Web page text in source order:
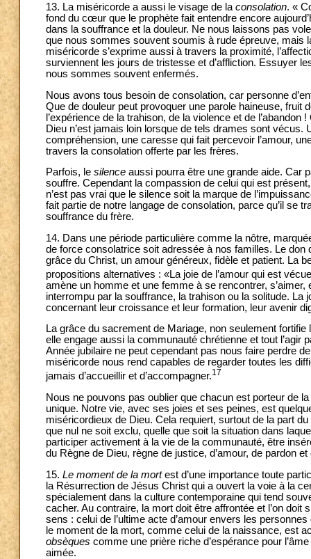
13. La miséricorde a aussi le visage de la consolation. «
fond du cœur que le prophète fait entendre encore
dans la souffrance et la douleur. Ne nous laissons pas
que nous sommes souvent soumis à rude épreuve, mais
miséricorde s’exprime aussi à travers la proximité,
surviennent les jours de tristesse et d’affliction. Essuyer
nous sommes souvent enfermés.
Nous avons tous besoin de consolation, car personne
Que de douleur peut provoquer une parole haineuse, fruit
l’expérience de la trahison, de la violence et de
Dieu n’est jamais loin lorsque de tels drames sont
compréhension, une caresse qui fait percevoir l’amour,
travers la consolation offerte par les frères.
Parfois, le silence aussi pourra être une grande aide. Car
souffre. Cependant la compassion de celui qui est
n’est pas vrai que le silence soit la marque de
fait partie de notre langage de consolation, parce qu’il se
souffrance du frère.
14. Dans une période particulière comme la nôtre,
de force consolatrice soit adressée à nos familles. Le
grâce du Christ, un amour généreux, fidèle et patient. La
propositions alternatives : «La joie de l’amour qui est
amène un homme et une femme à se rencontrer,
interrompu par la souffrance, la trahison ou la solitude.
concernant leur croissance et leur formation, leur avenir
La grâce du sacrement de Mariage, non seulement
elle engage aussi la communauté chrétienne et tout
Année jubilaire ne peut cependant pas nous faire perdre
miséricorde nous rend capables de regarder toutes les
jamais d’accueillir et d’accompagner.17
Nous ne pouvons pas oublier que chacun est porteur de
unique. Notre vie, avec ses joies et ses peines, est
miséricordieux de Dieu. Cela requiert, surtout de la part
que nul ne soit exclu, quelle que soit la situation dans
participer activement à la vie de la communauté, être
du Règne de Dieu, règne de justice, d’amour, de pardon
15. Le moment de la mortest d’une importance toute
la Résurrection de Jésus Christ qui a ouvert la voie à la
spécialement dans la culture contemporaine qui tend
cacher. Au contraire, la mort doit être affrontée et l’on
sens : celui de l’ultime acte d’amour envers les
le moment de la mort, comme celui de la naissance, est
obsèques comme une prière riche d’espérance pour
aimée.